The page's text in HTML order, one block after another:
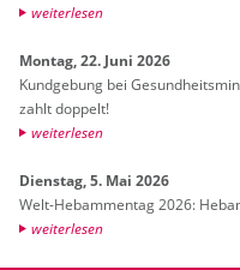
wei­ter­le­sen
Mon­tag, 22. Juni 2026
Kund­ge­bung bei
zahlt dop­pelt!
wei­ter­le­sen
Diens­tag, 5. Mai 2026
Welt-Heb­am­men­tag 2026:
wei­ter­le­sen